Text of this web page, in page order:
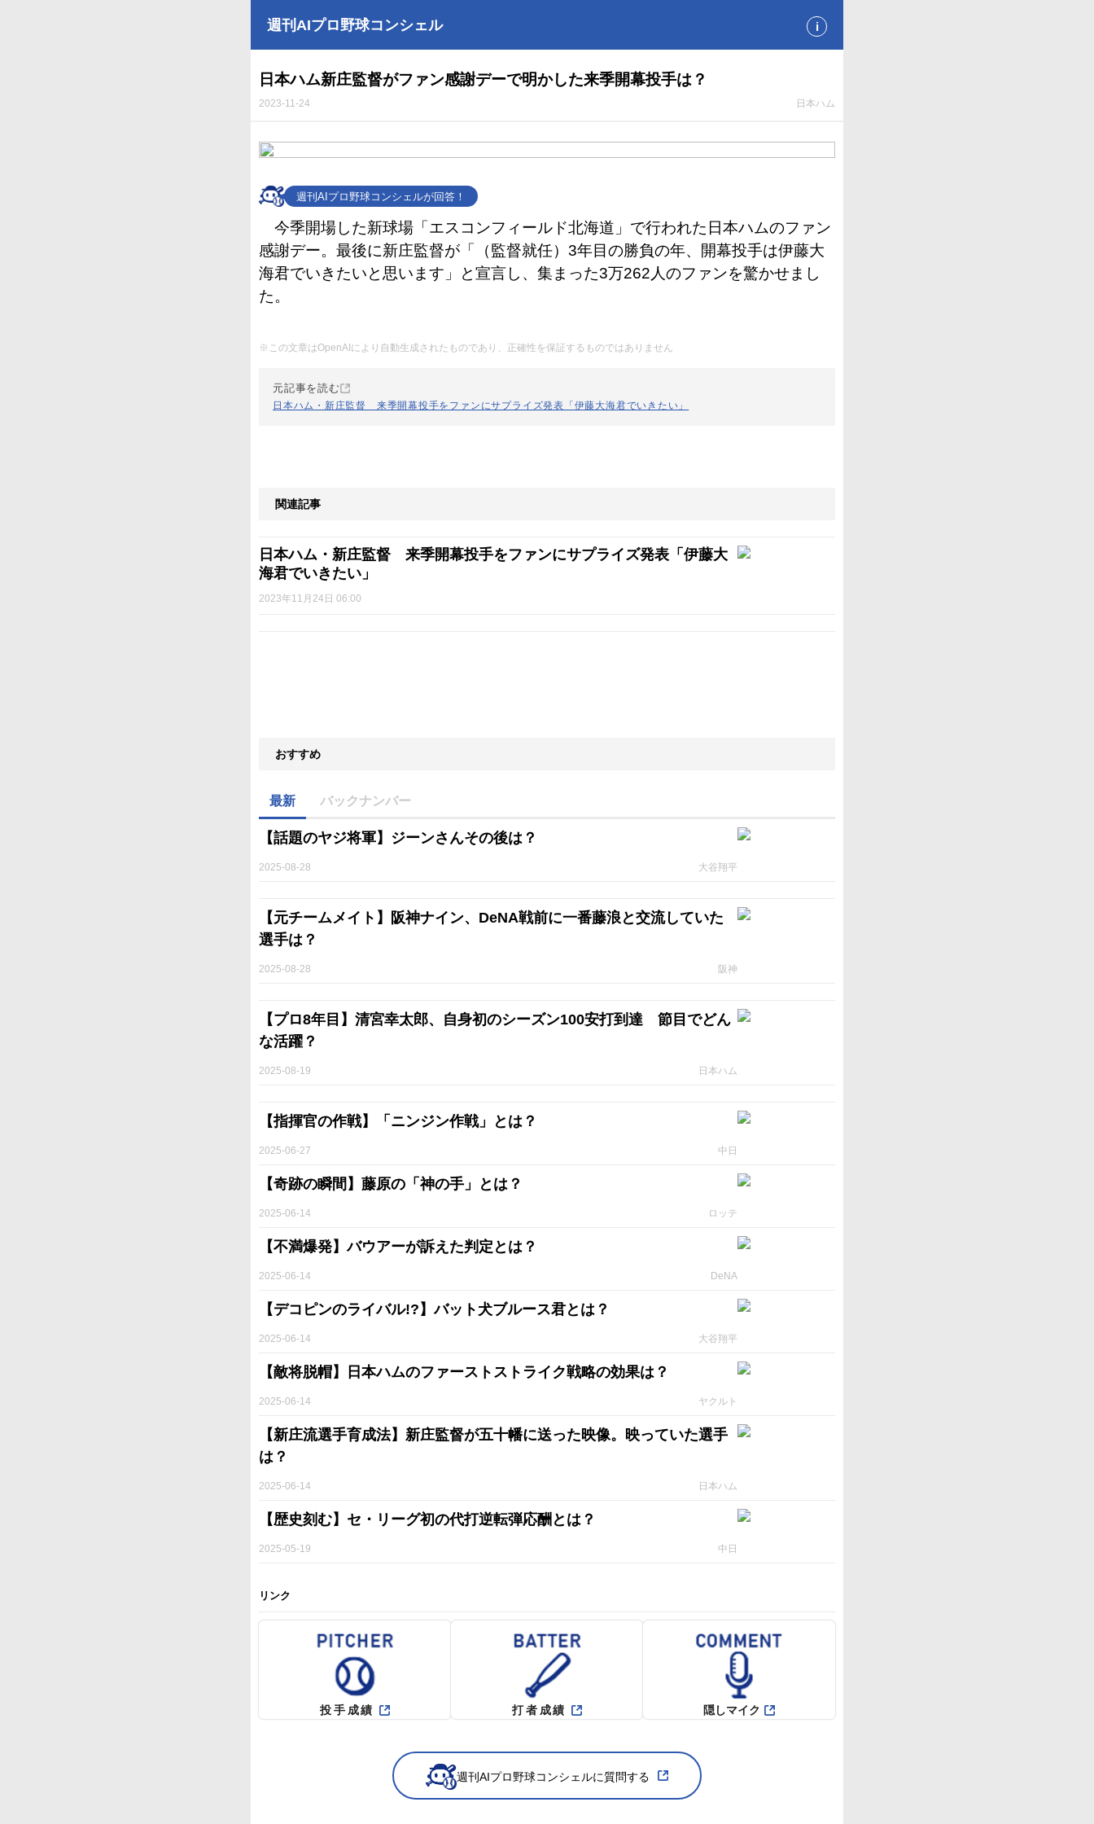
週刊AIプロ野球コンシェル i
日本ハム新庄監督がファン感謝デーで明かした来季開幕投手は？
2023-11-24 日本ハム
週刊AIプロ野球コンシェルが回答！
今季開場した新球場「エスコンフィールド北海道」で行われた日本ハムのファン
感謝デー。最後に新庄監督が「（監督就任）3年目の勝負の年、開幕投手は伊藤大
海君でいきたいと思います」と宣言し、集まった3万262人のファンを驚かせまし
た。
※この文章はOpenAIにより自動生成されたものであり、正確性を保証するものではありません
元記事を読む
日本ハム・新庄監督 来季開幕投手をファンにサプライズ発表「伊藤大海君でいきたい」
関連記事
日本ハム・新庄監督 来季開幕投手をファンにサプライズ発表「伊藤大
海君でいきたい」
2023年11月24日 06:00
おすすめ
最新 バックナンバー
【話題のヤジ将軍】ジーンさんその後は？
大谷翔平
2025-08-28
【元チームメイト】阪神ナイン、DeNA戦前に一番藤浪と交流していた
選手は？
阪神
2025-08-28
【プロ8年目】清宮幸太郎、自身初のシーズン100安打到達 節目でどん
な活躍？
日本ハム
2025-08-19
【指揮官の作戦】「ニンジン作戦」とは？
中日
2025-06-27
【奇跡の瞬間】藤原の「神の手」とは？
ロッテ
2025-06-14
【不満爆発】バウアーが訴えた判定とは？
DeNA
2025-06-14
【デコピンのライバル!?】バット犬ブルース君とは？
大谷翔平
2025-06-14
【敵将脱帽】日本ハムのファーストストライク戦略の効果は？
ヤクルト
2025-06-14
【新庄流選手育成法】新庄監督が五十幡に送った映像。映っていた選手
は？
日本ハム
2025-06-14
【歴史刻む】セ・リーグ初の代打逆転弾応酬とは？
中日
2025-05-19
リンク
投手成績 打者成績 隠しマイク
週刊AIプロ野球コンシェルに質問する